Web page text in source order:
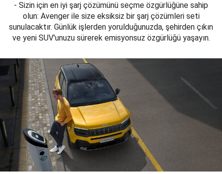
- Sizin için en iyi şarj çözümünü seçme özgürlüğüne sahip
olun: Avenger ile size eksiksiz bir şarj çözümleri seti
sunulacaktır. Günlük işlerden yorulduğunuzda, şehirden çıkın
ve yeni SUV'unuzu sürerek emisyonsuz özgürlüğü yaşayın.